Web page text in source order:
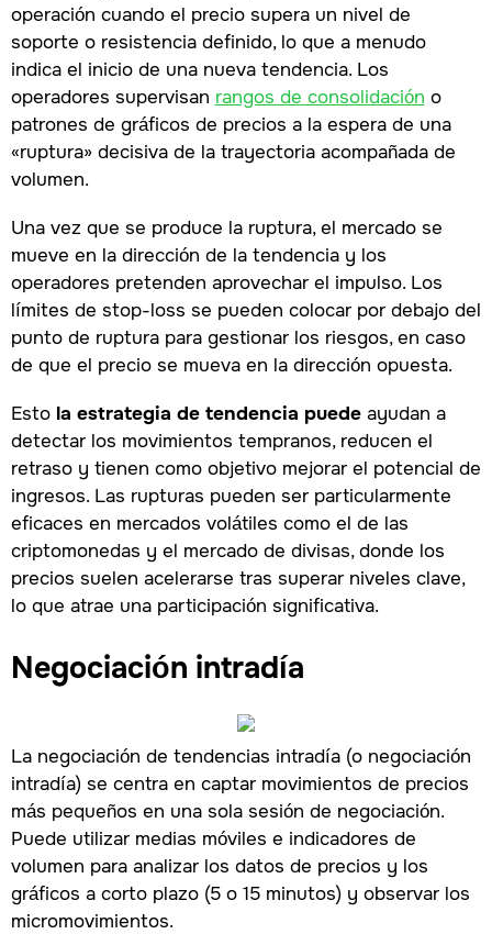
operación cuando el precio supera un nivel de
soporte o resistencia definido, lo que a menudo
indica el inicio de una nueva tendencia. Los
operadores supervisan rangos de consolidación o
patrones de gráficos de precios a la espera de una
«ruptura» decisiva de la trayectoria acompañada de
volumen.
Una vez que se produce la ruptura, el mercado se
mueve en la dirección de la tendencia y los
operadores pretenden aprovechar el impulso. Los
límites de stop-loss se pueden colocar por debajo del
punto de ruptura para gestionar los riesgos, en caso
de que el precio se mueva en la dirección opuesta.
Esto la estrategia de tendencia puede ayudan a
detectar los movimientos tempranos, reducen el
retraso y tienen como objetivo mejorar el potencial de
ingresos. Las rupturas pueden ser particularmente
eficaces en mercados volátiles como el de las
criptomonedas y el mercado de divisas, donde los
precios suelen acelerarse tras superar niveles clave,
lo que atrae una participación significativa.
Negociación intradía
La negociación de tendencias intradía (o negociación
intradía) se centra en captar movimientos de precios
más pequeños en una sola sesión de negociación.
Puede utilizar medias móviles e indicadores de
volumen para analizar los datos de precios y los
gráficos a corto plazo (5 o 15 minutos) y observar los
micromovimientos.